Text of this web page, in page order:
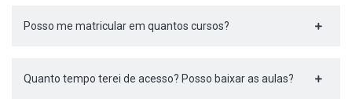
Posso me matricular em quantos cursos?
Quanto tempo terei de acesso? Posso baixar as aulas?